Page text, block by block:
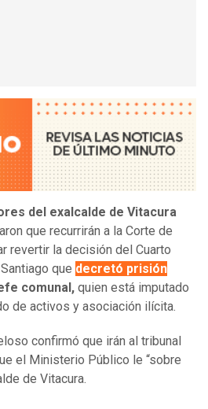
del exalcalde de Vitacura
que recurrirán a la Corte de
revertir la decisión del Cuarto
que decretó prisión
comunal, quien está imputado
de activos y asociación ilícita.
confirmó que irán al tribunal
el Ministerio Público le “sobre
de Vitacura.